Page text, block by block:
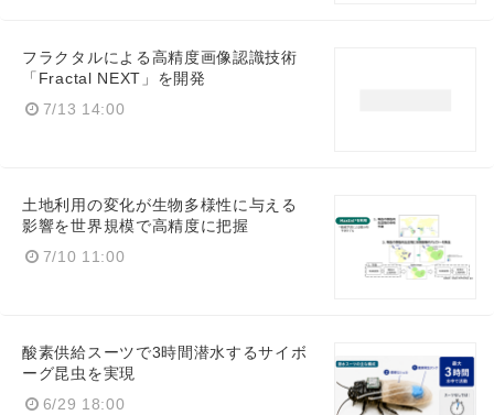
フラクタルによる高精度画像認識技術
「Fractal NEXT」を開発
7/13 14:00
土地利用の変化が生物多様性に与える
影響を世界規模で高精度に把握
7/10 11:00
酸素供給スーツで3時間潜水するサイボ
ーグ昆虫を実現
6/29 18:00